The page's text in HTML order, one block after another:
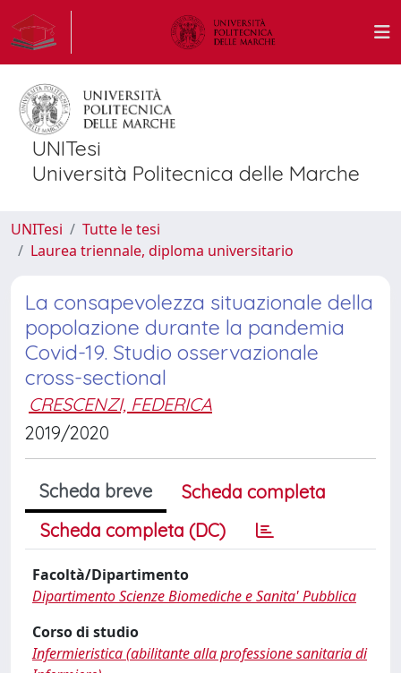
UNITesi
Università Politecnica delle Marche
UNITesi
Tutte le tesi
Laurea triennale, diploma universitario
La consapevolezza situazionale della
popolazione durante la pandemia
Covid-19. Studio osservazionale
cross-sectional
CRESCENZI, FEDERICA
2019/2020
Scheda breve
Scheda completa
Scheda completa (DC)
Facoltà/Dipartimento
Dipartimento Scienze Biomediche e Sanita' Pubblica
Corso di studio
Infermieristica (abilitante alla professione sanitaria di